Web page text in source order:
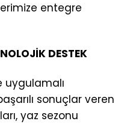
entegre
DESTEK
uygulamalı
sonuçlar veren
yaz sezonu